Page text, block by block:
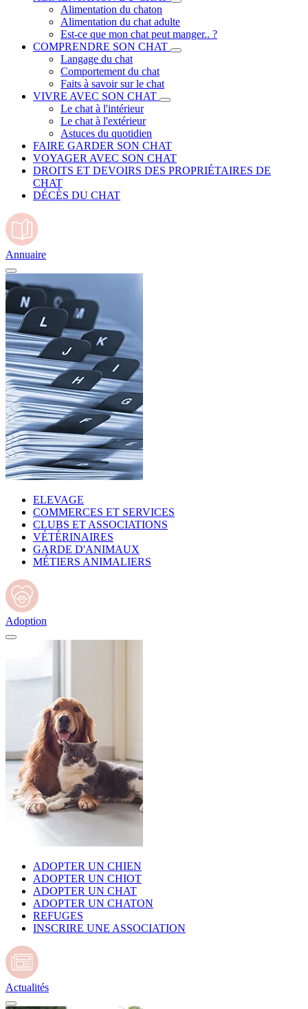
Alimentation du chaton
Alimentation du chat adulte
Est-ce que mon chat peut manger.. ?
COMPRENDRE SON CHAT
Langage du chat
Comportement du chat
Faits à savoir sur le chat
VIVRE AVEC SON CHAT
Le chat à l'intérieur
Le chat à l'extérieur
Astuces du quotidien
FAIRE GARDER SON CHAT
VOYAGER AVEC SON CHAT
DROITS ET DEVOIRS DES PROPRIÉTAIRES DE
CHAT
DÉCÈS DU CHAT
Annuaire
ELEVAGE
COMMERCES ET SERVICES
CLUBS ET ASSOCIATIONS
VÉTÉRINAIRES
GARDE D'ANIMAUX
MÉTIERS ANIMALIERS
Adoption
ADOPTER UN CHIEN
ADOPTER UN CHIOT
ADOPTER UN CHAT
ADOPTER UN CHATON
REFUGES
INSCRIRE UNE ASSOCIATION
Actualités